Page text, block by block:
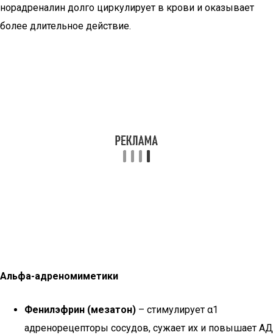
норадреналин долго циркулирует в крови и оказывает
более длительное действие.
Альфа-адреномиметики
Фенилэфрин (мезатон) – стимулирует α1
адренорецепторы сосудов, сужает их и повышает АД